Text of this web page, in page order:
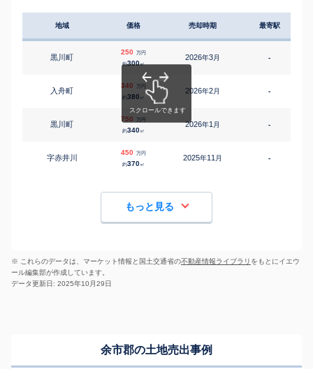
地域 価格 売却時期 最寄駅
黒川町
250 万円
約300㎡
2026年3月 -
入舟町
340 万円
約380 ㎡
2026年2月 -
黒川町
750 万円
約340㎡
2026年1 月 -
字赤井川
450 万円
約370㎡
2025年11 月 -
もっと見る
※ これらのデータは、マーケット情報と国土交通省の不動産情報ライブラリ をもとにイエウ
ール編集部が作成しています。
データ更新日: 2025年10月29日
余市郡の土地売出事例